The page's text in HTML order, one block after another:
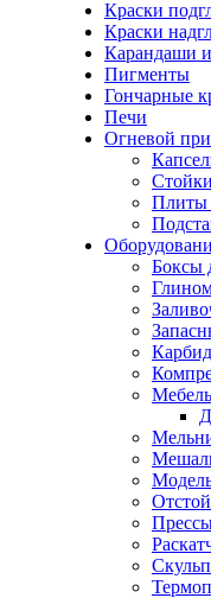
Краски
Краски
Карандаши
Пигменты
Гончарные
Печи
Огневой
Стойки
Плиты
Боксы